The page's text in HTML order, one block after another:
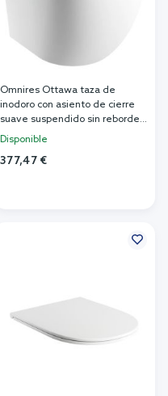
Omnires Ottawa taza de
inodoro con asiento de cierre
suave suspendido sin reborde
con descarga de remolino
Disponible
377,47 €